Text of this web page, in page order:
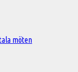
möten